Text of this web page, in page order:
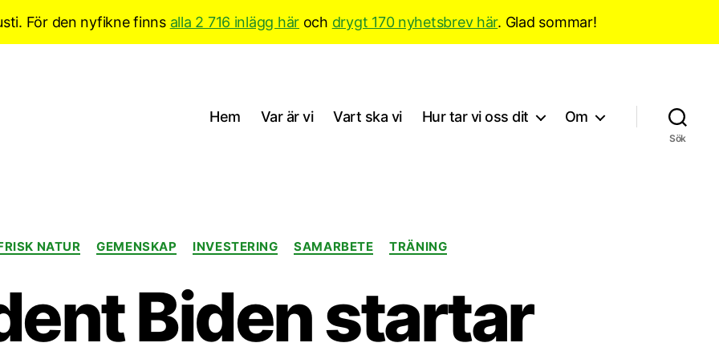
För den nyfikne finns alla 2 716 inlägg här och drygt 170 nyhetsbrev här. Glad sommar!
Hem Var är vi Vart ska vi Hur tar vi oss dit Om
Sök
Kategorier
NATUR GEMENSKAP INVESTERING SAMARBETE TRÄNING
Biden startar